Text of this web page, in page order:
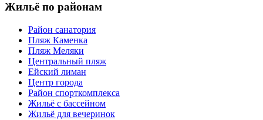
Жильё по районам
Район санатория
Пляж Каменка
Пляж Меляки
Центральный пляж
Ейский лиман
Центр города
Район спорткомплекса
Жильё с бассейном
Жильё для вечеринок